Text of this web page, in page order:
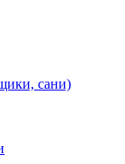
сани)